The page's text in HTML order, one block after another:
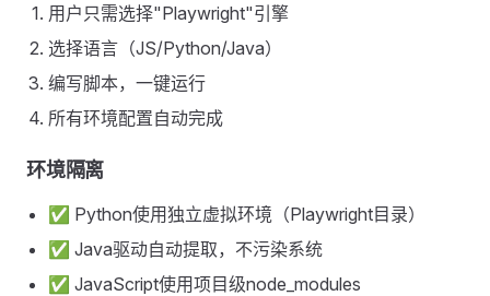
用户只需选择"Playwright"引擎
选择语言（JS/Python/Java）
编写脚本，一键运行
所有环境配置自动完成
环境隔离
✅ Python使用独立虚拟环境（Playwright目录）
✅ Java驱动自动提取，不污染系统
✅ JavaScript使用项目级node_modules